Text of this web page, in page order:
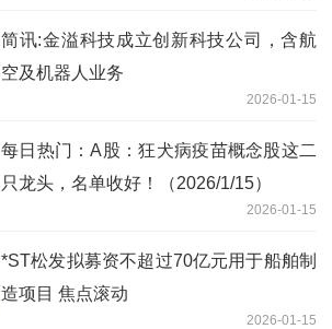
简讯:金溢科技成立创新科技公司，含航
空及机器人业务
2026-01-15
每日热门：A股：狂犬病疫苗概念股这二
只龙头，名单收好！（2026/1/15）
2026-01-15
*ST松发拟募资不超过70亿元用于船舶制
造项目 焦点滚动
2026-01-15